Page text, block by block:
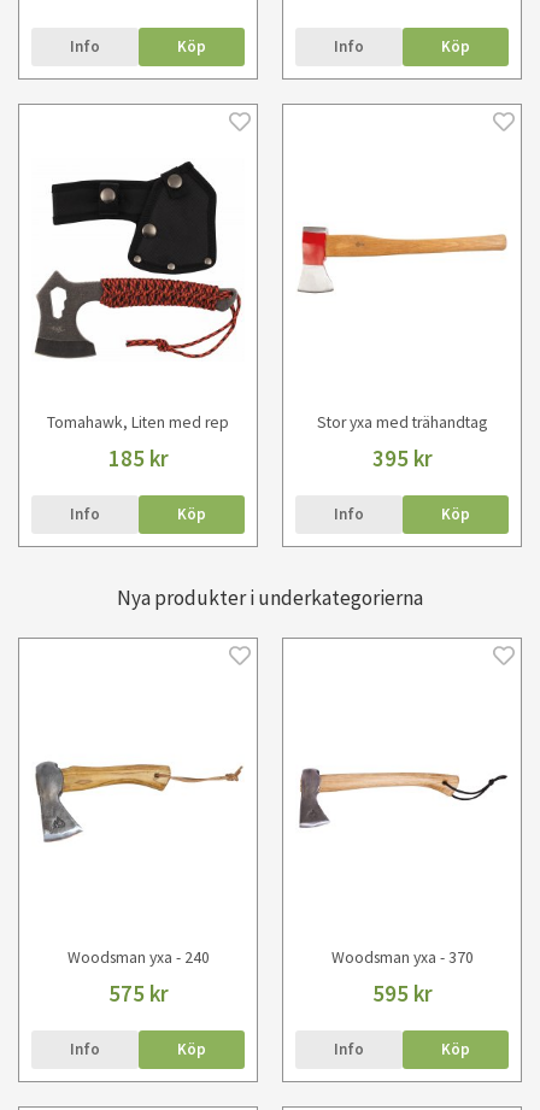
Info Köp Info Köp
Tomahawk, Liten med rep
185 kr
Info Köp
Stor yxa med trähandtag
395 kr
Info Köp
Nya produkter i underkategorierna
Woodsman yxa - 240
575 kr
Info Köp
Woodsman yxa - 370
595 kr
Info Köp